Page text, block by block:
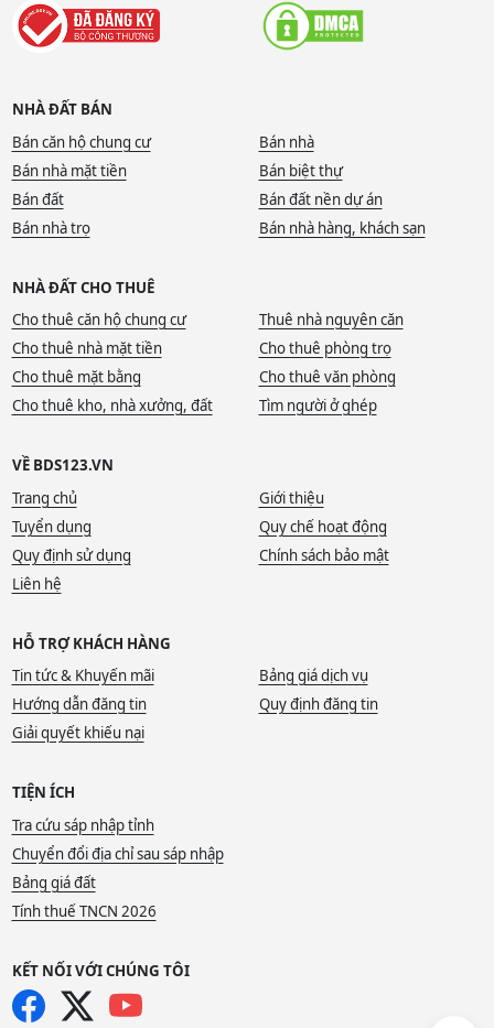
NHÀ ĐẤT BÁN
Bán căn hộ chung cư
Bán nhà
Bán nhà mặt tiền
Bán biệt thự
Bán đất
Bán đất nền dự án
Bán nhà trọ
Bán nhà hàng, khách sạn
NHÀ ĐẤT CHO THUÊ
Cho thuê căn hộ chung cư
Thuê nhà nguyên căn
Cho thuê nhà mặt tiền
Cho thuê phòng trọ
Cho thuê mặt bằng
Cho thuê văn phòng
Cho thuê kho, nhà xưởng, đất
Tìm người ở ghép
VỀ BDS123.VN
Trang chủ
Giới thiệu
Tuyển dụng
Quy chế hoạt động
Quy định sử dụng
Chính sách bảo mật
Liên hệ
HỖ TRỢ KHÁCH HÀNG
Tin tức & Khuyến mãi
Bảng giá dịch vụ
Hướng dẫn đăng tin
Quy định đăng tin
Giải quyết khiếu nại
TIỆN ÍCH
Tra cứu sáp nhập tỉnh
Chuyển đổi địa chỉ sau sáp nhập
Bảng giá đất
Tính thuế TNCN 2026
KẾT NỐI VỚI CHÚNG TÔI